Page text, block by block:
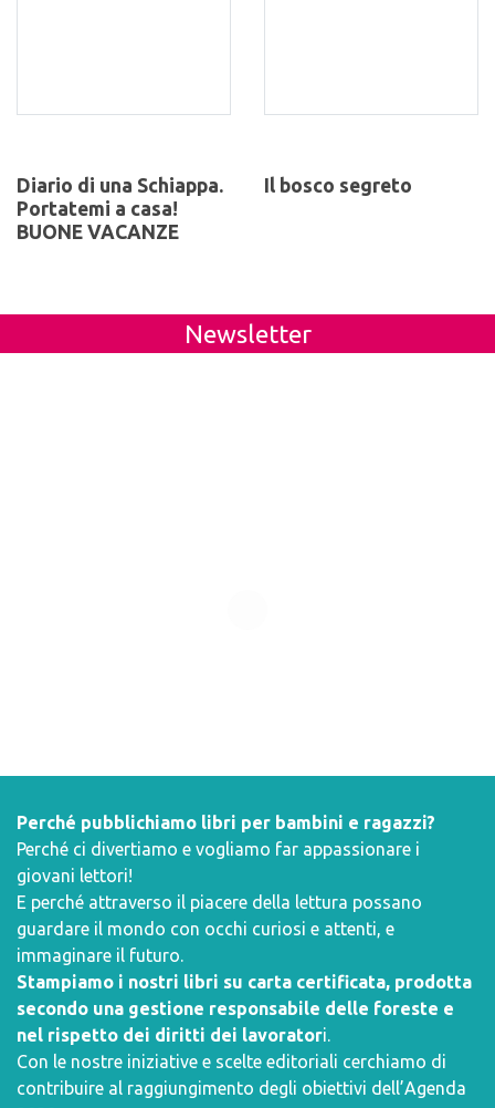
Diario di una Schiappa.
Portatemi a casa!
BUONE VACANZE
Il bosco segreto
Newsletter
Perché pubblichiamo libri per bambini e ragazzi?
Perché ci divertiamo e vogliamo far appassionare i
giovani lettori!
E perché attraverso il piacere della lettura possano
guardare il mondo con occhi curiosi e attenti, e
immaginare il futuro.
Stampiamo i nostri libri su carta certificata, prodotta
secondo una gestione responsabile delle foreste e
nel rispetto dei diritti dei lavoratori.
Con le nostre iniziative e scelte editoriali cerchiamo di
contribuire al raggiungimento degli obiettivi dell’Agenda